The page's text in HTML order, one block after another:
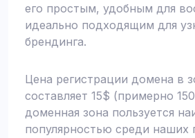
его простым, удобным для
идеально подходящим для
брендинга.
Цена регистрации домена в
составляет 15$ (примерно
доменная зона пользуется
популярностью среди наших